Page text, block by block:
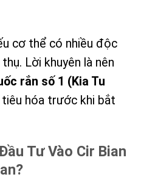
cơ thể có nhiều độc
Lời khuyên là nên
rắn số 1 (Kia Tu
hóa trước khi bắt
Tư Vào Cir Bian